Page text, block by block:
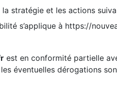
stratégie et les actions
s’applique à https://
est en conformité partielle
éventuelles dérogations